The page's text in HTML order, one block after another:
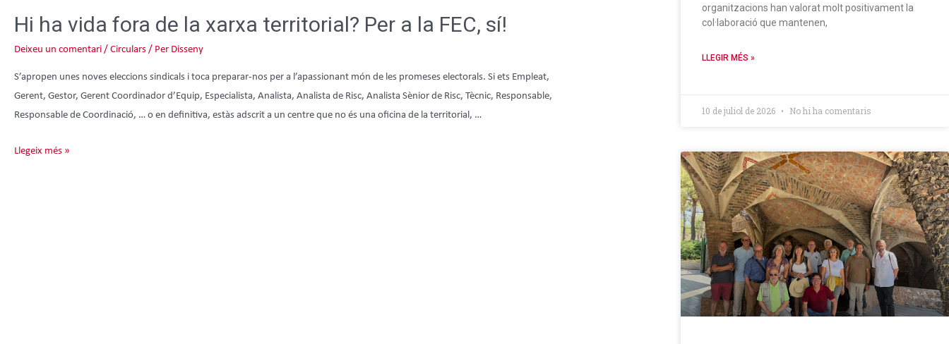
Hi ha vida fora de la xarxa territorial? Per a la FEC, sí!
Deixeu un comentari / Circulars / Per Disseny
S’apropen unes noves eleccions sindicals i toca preparar-nos per a l’apassionant món de les promeses electorals. Si ets Empleat,
Gerent, Gestor, Gerent Coordinador d’Equip, Especialista, Analista, Analista de Risc, Analista Sènior de Risc, Tècnic, Responsable,
Responsable de Coordinació, … o en definitiva, estàs adscrit a un centre que no és una oficina de la territorial, …
Llegeix més »
organitzacions han valorat molt positivament la
col·laboració que mantenen,
LLEGIR MÉS »
10 de juliol de 2026 No hi ha comentaris